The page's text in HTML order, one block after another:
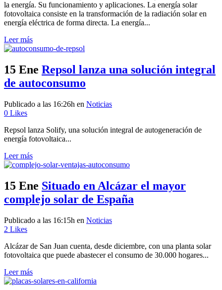
la energía. Su funcionamiento y aplicaciones. La energía solar
fotovoltaica consiste en la transformación de la radiación solar en
energía eléctrica de forma directa. La energía...
Leer más
15 Ene Repsol lanza una solución integral
de autoconsumo
Publicado a las 16:26h en Noticias
0 Likes
Repsol lanza Solify, una solución integral de autogeneración de
energía fotovoltaica...
Leer más
15 Ene Situado en Alcázar el mayor
complejo solar de España
Publicado a las 16:15h en Noticias
2 Likes
Alcázar de San Juan cuenta, desde diciembre, con una planta solar
fotovoltaica que puede abastecer el consumo de 30.000 hogares...
Leer más